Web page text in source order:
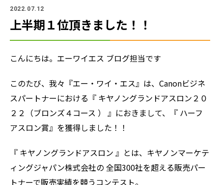
2022.07.12
上半期１位頂きました！！
こんにちは。エーワイエス ブログ担当です
このたび、我々『エー・ワイ・エス』は、Canonビジネ
スパートナーにおける『 キヤノングランドアスロン２０
２２（ブロンズ４コース ） 』におきまして、『 ハーフ
アスロン賞』を獲得しました！！
『 キヤノングランドアスロン 』とは、キヤノンマーケテ
ィングジャパン株式会社の 全国300社を超える販売パー
トナーで販売実績を競うコンテスト。